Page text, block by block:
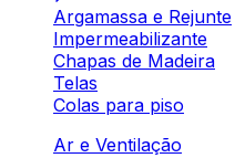
Argamassa e Rejunte
Impermeabilizante
Chapas de Madeira
Telas
Colas para piso
Ar e Ventilação